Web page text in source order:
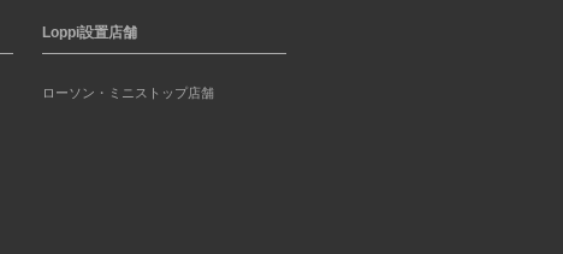
Loppi設置店舗
ローソン・ミニストップ店舗